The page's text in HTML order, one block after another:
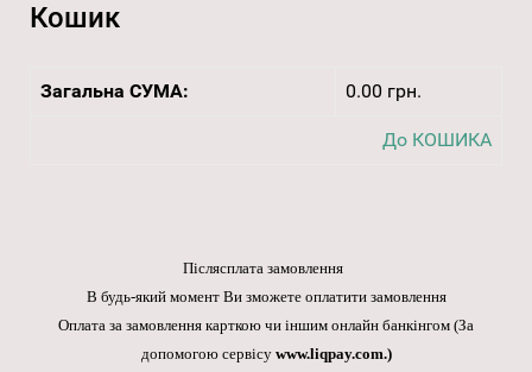
Кошик
Загальна СУМА: 0.00 грн.
До КОШИКА
Післясплата замовлення
В будь-який момент Ви зможете оплатити замовлення
Оплата за замовлення карткою чи іншим онлайн банкінгом (За
допомогою сервісу www.liqpay.com.)